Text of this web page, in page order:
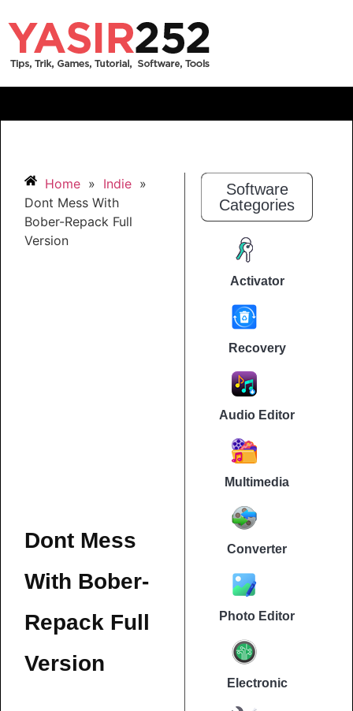
Home » Indie »
Dont Mess With
Bober-Repack Full
Version
Dont Mess
With Bober-
Repack Full
Version
Software
Categories
Activator
Recovery
Audio Editor
Multimedia
Converter
Photo Editor
Electronic